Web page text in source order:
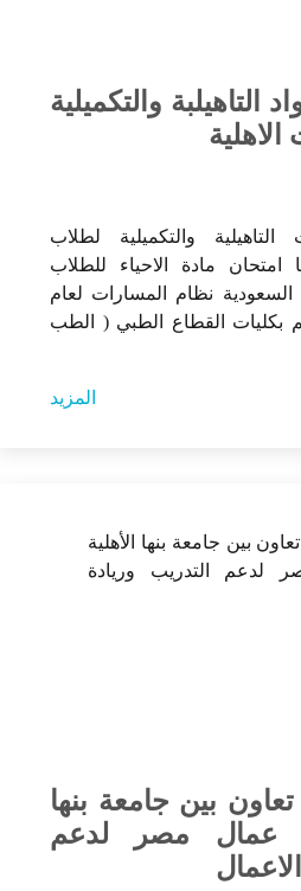
التاهيلبة والتكميلية
والتكميلية لطلاب
امتحان مادة الاحياء للطلاب
السعودية نظام المسارات لعام
التحاقهم بكليات القطاع الطبي ( الطب
المزيد
بين جامعة بنها
عمال مصر لدعم